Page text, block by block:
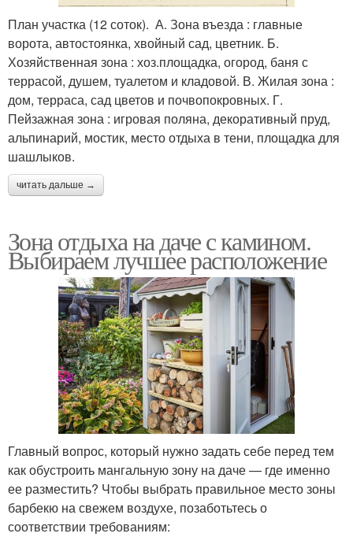
План участка (12 соток). А. Зона въезда : главные
ворота, автостоянка, хвойный сад, цветник. Б.
Хозяйственная зона : хоз.площадка, огород, баня с
террасой, душем, туалетом и кладовой. В. Жилая зона :
дом, терраса, сад цветов и почвопокровных. Г.
Пейзажная зона : игровая поляна, декоративный пруд,
альпинарий, мостик, место отдыха в тени, площадка для
шашлыков.
читать дальше →
Зона отдыха на даче с камином.
Выбираем лучшее расположение
Главный вопрос, который нужно задать себе перед тем
как обустроить мангальную зону на даче — где именно
ее разместить? Чтобы выбрать правильное место зоны
барбекю на свежем воздухе, позаботьтесь о
соответствии требованиям: